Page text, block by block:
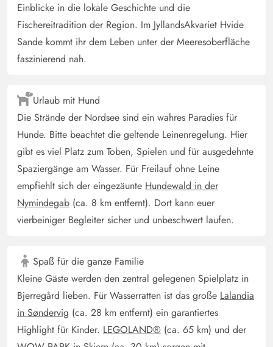
Einblicke in die lokale Geschichte und die
Fischereitradition der Region. Im JyllandsAkvariet Hvide
Sande kommt ihr dem Leben unter der Meeresoberfläche
faszinierend nah.
Urlaub mit Hund
Die Strände der Nordsee sind ein wahres Paradies für
Hunde. Bitte beachtet die geltende Leinenregelung. Hier
gibt es viel Platz zum Toben, Spielen und für ausgedehnte
Spaziergänge am Wasser. Für Freilauf ohne Leine
empfiehlt sich der eingezäunte Hundewald in der
Nymindegab (ca. 8 km entfernt). Dort kann euer
vierbeiniger Begleiter sicher und unbeschwert laufen.
Spaß für die ganze Familie
Kleine Gäste werden den zentral gelegenen Spielplatz in
Bjerregård lieben. Für Wasserratten ist das große Lalandia
in Søndervig (ca. 28 km entfernt) ein garantiertes
Highlight für Kinder. LEGOLAND® (ca. 65 km) und der